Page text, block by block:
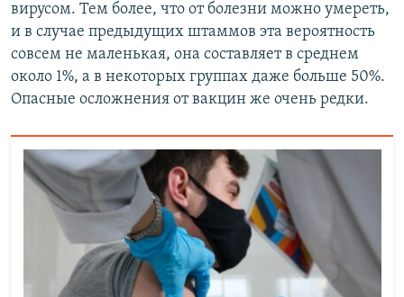
вирусом. Тем более, что от болезни можно умереть,
и в случае предыдущих штаммов эта вероятность
совсем не маленькая, она составляет в среднем
около 1%, а в некоторых группах даже больше 50%.
Опасные осложнения от вакцин же очень редки.